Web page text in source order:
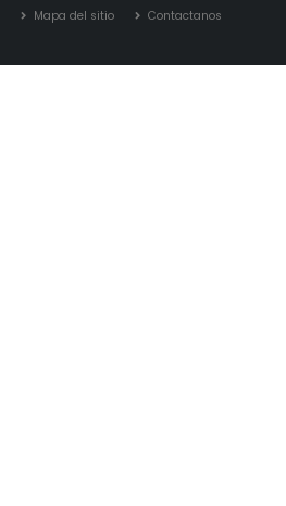
Mapa del sitio Contactanos